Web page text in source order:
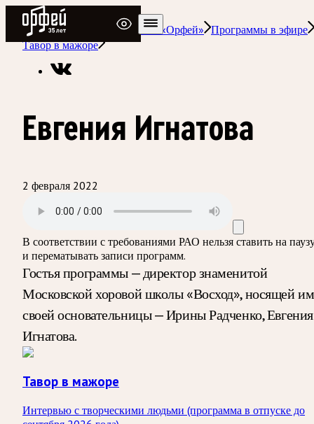
Радио Орфей
Радио классической музыки «Орфей» Программы в эфире
Тавор в мажоре
Евгения Игнатова
2 февраля 2022
В соответствии с требованиями РАО нельзя ставить на
и перематывать записи программ.
Гостья программы — директор знаменитой
Московской хоровой школы «Восход», носящей
своей основательницы — Ирины Радченко, Евгения
Игнатова.
Тавор в мажоре
Интервью с творческими людьми (программа в отпуске до